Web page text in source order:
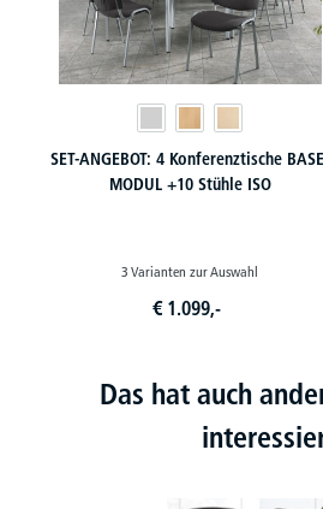
SET-ANGEBOT: 4 Konferenztische
MODUL +10 Stühle ISO
3 Varianten zur Auswahl
€ 1.099,-
Das hat auch